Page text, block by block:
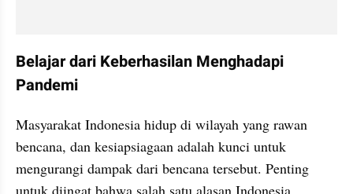
Belajar dari Keberhasilan Menghadapi
Pandemi
Masyarakat Indonesia hidup di wilayah yang rawan
bencana, dan kesiapsiagaan adalah kunci untuk
mengurangi dampak dari bencana tersebut. Penting